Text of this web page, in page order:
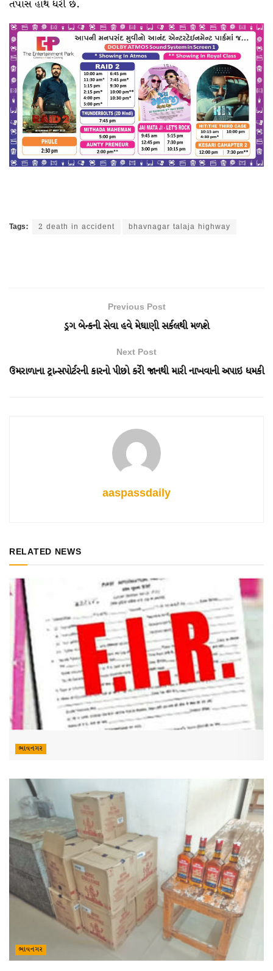
તપાસ હાથ ધરી છે.
Tags: 2 death in accident bhavnagar talaja highway
Previous Post
ડ્રગ બેન્કની સેવા હવે મેઘાણી સર્કલથી મળશે
Next Post
ઉમરાળાના ટ્રાન્સપોર્ટરની કારનો પીછો કરીે જાનથી મારી નાખવાની અપાઇ ધમકી
aaspassdaily
RELATED NEWS
ભાવનગર
ભાવનગર